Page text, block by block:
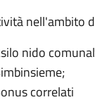
nell'ambito
nido
correlati